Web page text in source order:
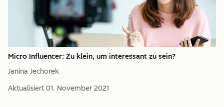
Micro Influencer: Zu klein, um interessant zu sein?
Janina Jechorek
Aktualisiert 01. November 2021